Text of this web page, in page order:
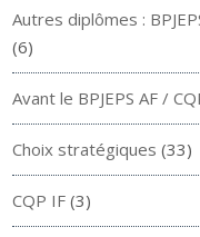
Autres diplômes :
(6)
Avant le BPJEPS AF /
Choix stratégiques (33)
CQP IF (3)